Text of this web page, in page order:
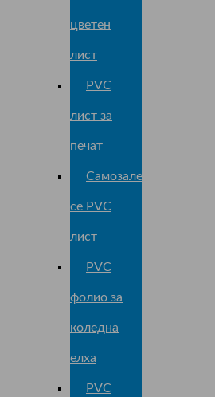
цветен
лист
PVC
лист за
печат
Самозалепващ
се PVC
лист
PVC
фолио за
коледна
елха
PVC